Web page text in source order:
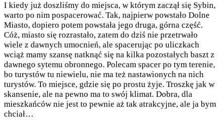
I kiedy już doszliśmy do miejsca, w którym zaczął się Sybin,
warto po nim pospacerować. Tak, najpierw powstało Dolne
Miasto, dopiero potem powstała jego druga, górna część.
Cóż, miasto się rozrastało, zatem do dziś nie przetrwało
wiele z dawnych umocnień, ale spacerując po uliczkach
wciąż mamy szansę natknąć się na kilka pozostałych baszt z
dawnego sytemu obronnego. Polecam spacer po tym terenie,
bo turystów tu niewielu, nie ma też nastawionych na nich
turystów. To miejsce, gdzie się po prostu żyje. Troszkę jak w
skansenie, ale na pewno ma to swój klimat. Dobra, dla
mieszkańców nie jest to pewnie aż tak atrakcyjne, ale ja bym
chciał…